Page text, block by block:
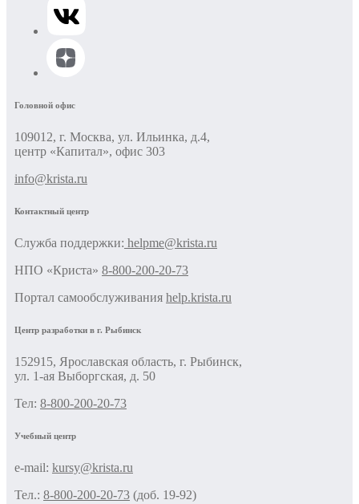
Головной офис
109012, г. Москва, ул. Ильинка, д.4,
центр «Капитал», офис 303
info@krista.ru
Контактный центр
Cлужба поддержки: helpme@krista.ru
НПО «Криста» 8-800-200-20-73
Портал самообслуживания help.krista.ru
Центр разработки в г. Рыбинск
152915, Ярославская область, г. Рыбинск,
ул. 1-ая Выборгская, д. 50
Тел: 8-800-200-20-73
Учебный центр
e-mail: kursy@krista.ru
Тел.: 8-800-200-20-73 (доб. 19-92)